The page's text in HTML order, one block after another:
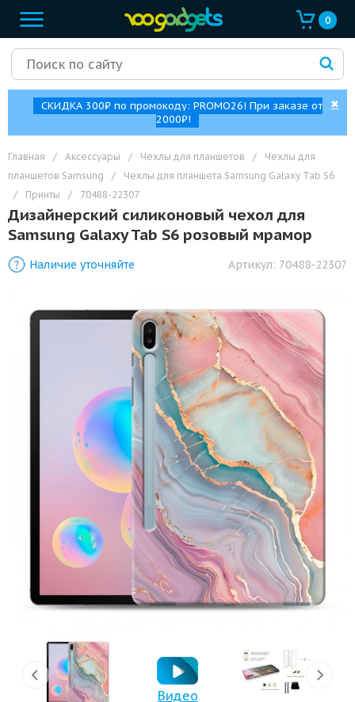
0
СКИДКА 300₽ по промокоду: PROMO26! При заказе от
2000₽!
✖
Главная / Аксессуары / Чехлы для планшетов /
Чехлы для
планшетов Samsung
/
Чехлы для планшета Samsung Galaxy Tab S6
/
Принты / 70488-22307
Дизайнерский силиконовый чехол для
Samsung Galaxy Tab S6 розовый мрамор
Видео
Наличие уточняйте Артикул: 70488-22307